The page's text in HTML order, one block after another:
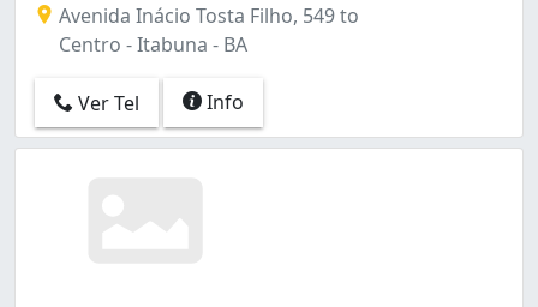
Avenida Inácio Tosta Filho, 549 to
Centro - Itabuna - BA
Ver Tel Info